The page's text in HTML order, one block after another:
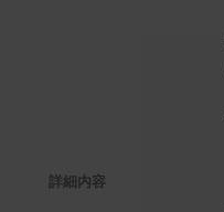
詳細内容